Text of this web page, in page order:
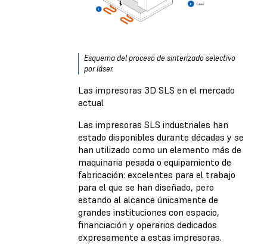
Esquema del proceso de sinterizado selectivo
por láser.
Las impresoras 3D SLS en el mercado
actual
Las impresoras SLS industriales han
estado disponibles durante décadas y se
han utilizado como un elemento más de
maquinaria pesada o equipamiento de
fabricación: excelentes para el trabajo
para el que se han diseñado, pero
estando al alcance únicamente de
grandes instituciones con espacio,
financiación y operarios dedicados
expresamente a estas impresoras.